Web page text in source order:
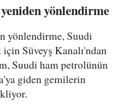
yönlendirme
yönlendirme, Suudi
Süveyş Kanalı'ndan
Suudi ham petrolünün
giden gemilerin